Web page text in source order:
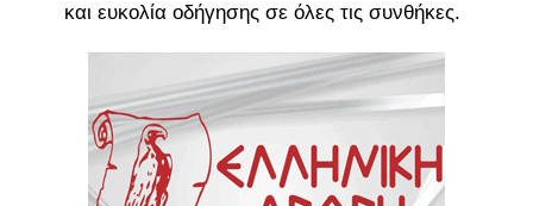
και ευκολία οδήγησης σε όλες τις συνθήκες.